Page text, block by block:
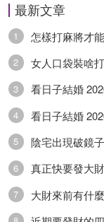
最新文章
1 怎樣打麻將才
2 女人口袋裝啥
3 看日子結婚
4 看日子結婚
5 陰宅出現破鏡
6 真正快要發大
7 大財來前有什